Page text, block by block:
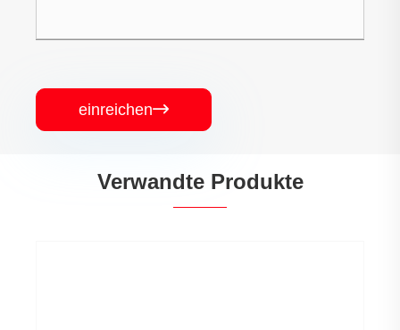
einreichen
Verwandte Produkte